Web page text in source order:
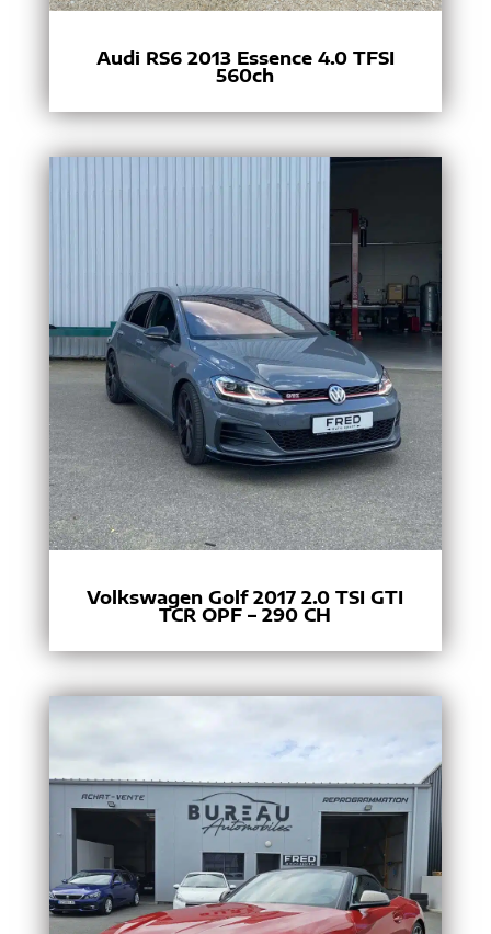
Audi RS6 2013 Essence 4.0 TFSI
560ch
Volkswagen Golf 2017 2.0 TSI GTI
TCR OPF – 290 CH